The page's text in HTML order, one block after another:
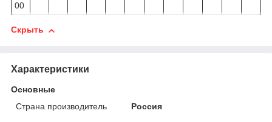
00
Скрыть
Характеристики
Основные
Страна производитель
Россия